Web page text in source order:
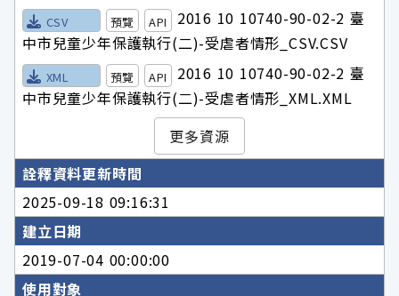
CSV 預覽 API
2016 10 10740-90-02-2 臺
中市兒童少年保護執行(二)-受虐者情形_CSV.CSV
XML 預覽 API
2016 10 10740-90-02-2 臺
中市兒童少年保護執行(二)-受虐者情形_XML.XML
更多資源
詮釋資料更新時間
2025-09-18 09:16:31
建立日期
2019-07-04 00:00:00
使用對象